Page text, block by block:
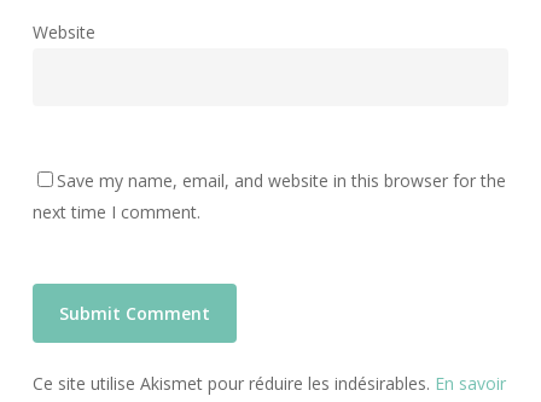
Website
Save my name, email, and website in this browser for the
next time I comment.
Ce site utilise Akismet pour réduire les indésirables. En savoir